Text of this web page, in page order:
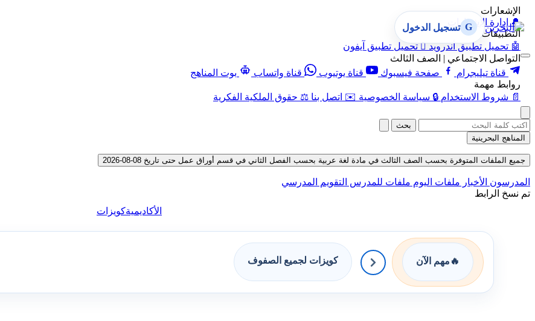
الإشعارات
🔔 إدارة الإشعارات
التطبيقات
🤖 تحميل تطبيق أندرويد  تحميل تطبيق آيفون
التواصل الاجتماعي | الصف الثالث
قناة تيليجرام
صفحة فيسبوك قناة يوتيوب قناة واتساب
بوت المناهج
روابط مهمة
📄 شروط الاستخدام 🔒 سياسة الخصوصية ✉️ اتصل بنا ⚖️ حقوق الملكية الفكرية
G تسجيل الدخول
بحث
المناهج البحرينية
جميع الملفات المتوفرة بحسب الصف الثالث في مادة لغة عربية بحسب الفصل الثاني في قسم أوراق عمل حتى تاريخ 08-08-2026
المدرسون الأخبار ملفات اليوم ملفات للمدرس التقويم المدرسي
تم نسخ الرابط
الأكاديميةكويزات
🔥 مهم الآن كويزات لجميع الصفوف